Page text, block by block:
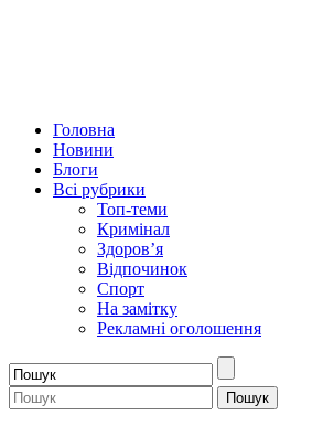
Головна
Новини
Блоги
Всі рубрики
Топ-теми
Кримінал
Здоров’я
Відпочинок
Спорт
На замітку
Рекламні оголошення